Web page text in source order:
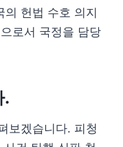
의 헌법 수호 의지
로서 국정을 담당
.
보겠습니다. 피청